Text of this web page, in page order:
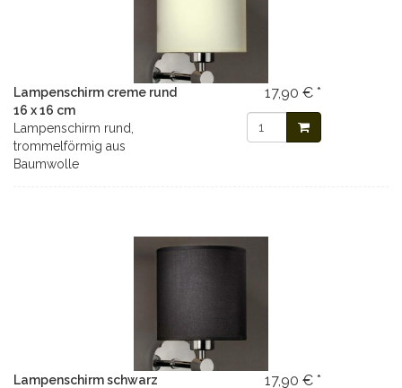
Lampenschirm creme rund
16 x 16 cm
Lampenschirm rund,
trommelförmig aus
Baumwolle
17,90 € *
Lampenschirm schwarz
17,90 € *